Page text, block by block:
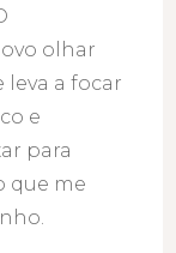
olhar
leva a focar
e
para
que me